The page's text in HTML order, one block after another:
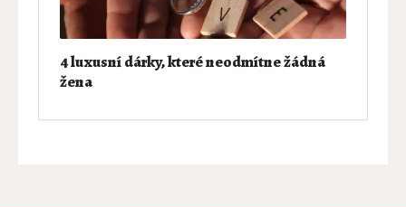
4 luxusní dárky, které neodmítne žádná
žena